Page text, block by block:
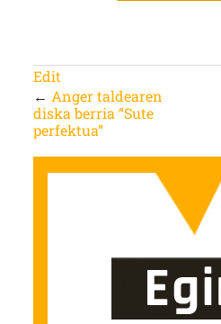
Edit
← Anger taldearen
diska berria “Sute
perfektua”